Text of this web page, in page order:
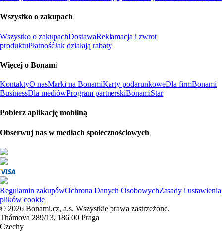
Wszystko o zakupach
Wszystko o zakupachDostawaReklamacja i zwrot
produktuPłatnośćJak działają rabaty
Więcej o Bonami
KontaktyO nasMarki na BonamiKarty podarunkoweDla firmBonami
BusinessDla mediówProgram partnerskiBonamiStar
Pobierz aplikację mobilną
Obserwuj nas w mediach społecznościowych
Regulamin zakupówOchrona Danych OsobowychZasady i ustawienia
plików cookie
© 2026 Bonami.cz, a.s. Wszystkie prawa zastrzeżone.
Thámova 289/13, 186 00 Praga
Czechy